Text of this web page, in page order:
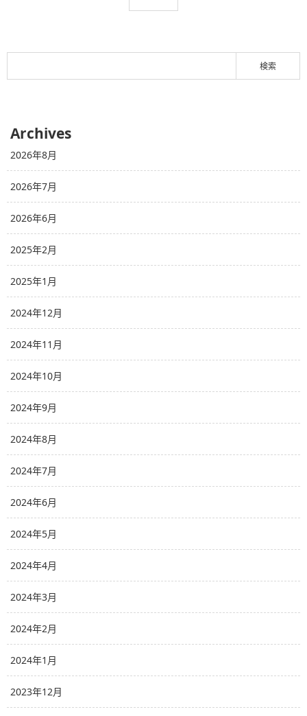
Archives
2026年8月
2026年7月
2026年6月
2025年2月
2025年1月
2024年12月
2024年11月
2024年10月
2024年9月
2024年8月
2024年7月
2024年6月
2024年5月
2024年4月
2024年3月
2024年2月
2024年1月
2023年12月